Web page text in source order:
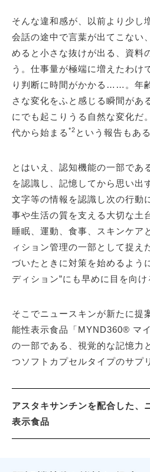
そんな違和感が、以前より少し
会話の途中で言葉が出てこない
めると小さな抜けが出る、資料
う。仕事量が極端に増えたわけ
り判断に時間がかかる……。年
さな変化をふと感じる瞬間があ
にでも起こりうる自然な変化だ
代から始まる *2 という報告もある
とはいえ、認知機能の一部であ
を認識し、記憶してから思い出
文字等の情報を認識し次の行動
事や生活の質を支える大切な土
睡眠、運動、食事、スキンケア
ィション管理の一部として捉え
づいたときに対策を始めるよう
ディション”にも早めに目を向
そこでニュースキンが新たに提
能性表示食品「MYND360® マ
の一部である、視覚的な記憶力
つソフトカプセルタイプのサプ
アスタキサンチンを配合した、
表示食品